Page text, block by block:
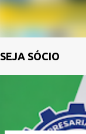
SEJA SÓCIO